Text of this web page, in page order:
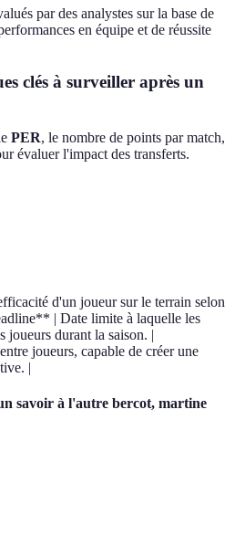
par des analystes sur la base de
en équipe et de réussite
clés à surveiller après un
PER, le nombre de points par match,
évaluer l'impact des transferts.
d'un joueur sur le terrain selon
| Date limite à laquelle les
joueurs durant la saison. |
joueurs, capable de créer une
|
savoir à l'autre bercot, martine